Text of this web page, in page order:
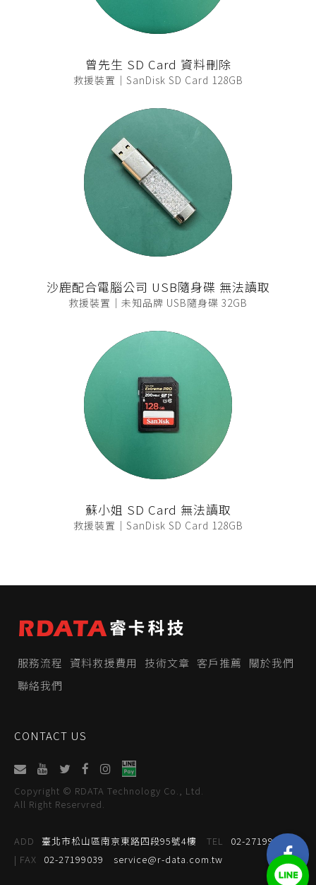
曾先生 SD Card 資料刪除
救援裝置｜SanDisk SD Card 128GB
沙鹿配合電腦公司 USB隨身碟 無法讀取
救援裝置｜未知品牌 USB隨身碟 32GB
蘇小姐 SD Card 無法讀取
救援裝置｜SanDisk SD Card 128GB
服務流程 資料救援費用 技術文章 客戶推薦
關於我們
聯絡我們
CONTACT US
Copyright © RDATA Technology Co., Ltd.
All Right Reservred.
ADD 臺北市松山區南京東路四段95號4樓 TEL
02-27199059
| FAX
02-27199039 service@r-data.com.tw